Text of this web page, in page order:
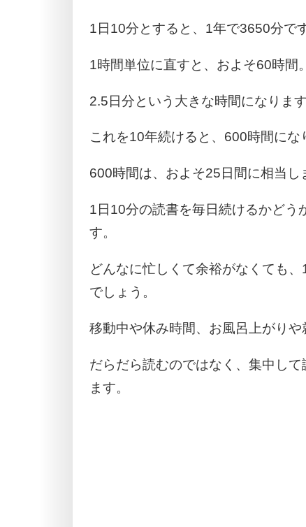
1日10分とすると、1年で3650分です
1時間単位に直すと、およそ60時間。
2.5日分という大きな時間になります
これを10年続けると、600時間にな
600時間は、およそ25日間に相当し
1日10分の読書を毎日続けるかどう
す。
どんなに忙しくて余裕がなくても
でしょう。
移動中や休み時間、お風呂上がりや
だらだら読むのではなく、集中し
ます。